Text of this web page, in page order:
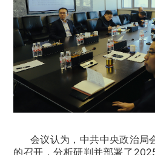
会议认为，中共中央政治局
的召开，分析研判并部署了